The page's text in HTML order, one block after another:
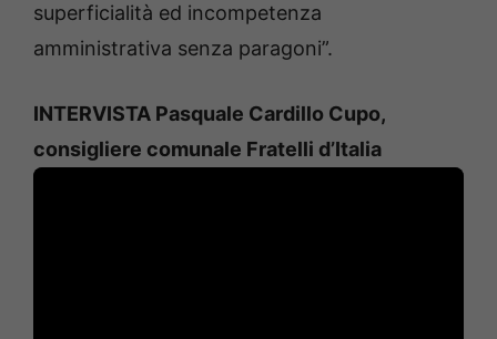
superficialità ed incompetenza
amministrativa senza paragoni”.
INTERVISTA Pasquale Cardillo Cupo,
consigliere comunale Fratelli d’Italia